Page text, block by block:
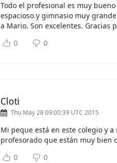
Todo el profesional es muy
espacioso.y gimnasio muy
a Mario. Son excelentes. Gracias
0
0
Cloti
Thu May 28 09:00:39 UTC 2015
Mi peque está en este colegio y
profesorado que están muy bien
0
0